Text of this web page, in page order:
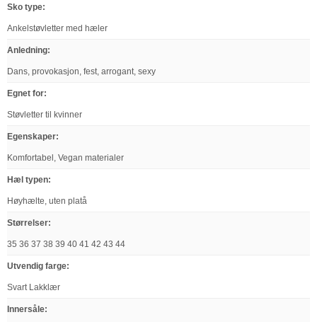
Sko type:
Ankelstøvletter med hæler
Anledning:
Dans, provokasjon, fest, arrogant, sexy
Egnet for:
Støvletter til kvinner
Egenskaper:
Komfortabel, Vegan materialer
Hæl typen:
Høyhælte, uten platå
Størrelser:
35 36 37 38 39 40 41 42 43 44
Utvendig farge:
Svart Lakklær
Innersåle: